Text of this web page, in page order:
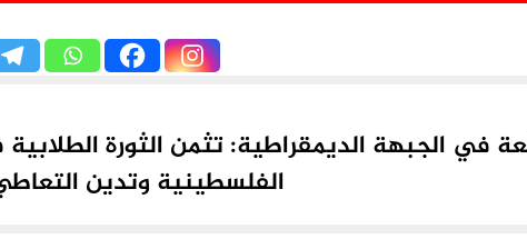
في الجبهة الديمقراطية: تثمن الثورة الطلابية
الفلسطينية وتدين